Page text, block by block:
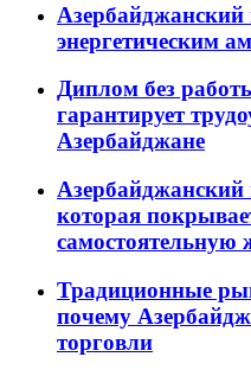
Азербайджанский
энергетическим
Диплом без
гарантирует
Азербайджане
которая
самостоятельную
Традиционные
почему
торговли